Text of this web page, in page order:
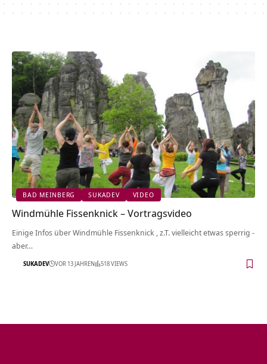
BAD MEINBERG SUKADEV VIDEO
Windmühle Fissenknick‏‎ – Vortragsvideo
Einige Infos über Windmühle Fissenknick‏‎ , z.T. vielleicht etwas sperrig -
aber…
SUKADEV VOR 13 JAHREN 518 VIEWS